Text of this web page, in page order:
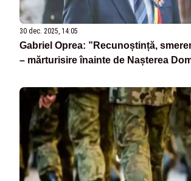
30 dec. 2025, 14:05
Gabriel Oprea: ”Recunoștință,
– mărturisire înainte de Nașterea